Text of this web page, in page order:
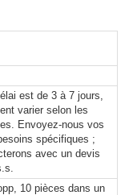
est de 3 à 7 jours,
varier selon les
Envoyez-nous vos
spécifiques ;
avec un devis
10 pièces dans un